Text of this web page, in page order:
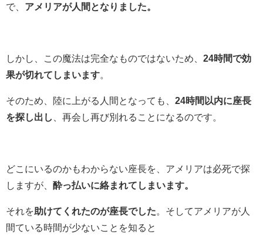
で、 アメリアが人間となりました。
しかし、この魔法は完全なものではないため、 24時間で効
果が切れてしまいます。
そのため、陸に上がる人間となっても、 24時間以内に座長
を探し出し
、再会し再び別れることになるのです。
どこにいるのかもわからない座長を、アメリアは必死で探
しますが、 酔っ払いに絡まれてしまいます。
それを助けてくれたのが座長でした。そしてアメリアが人
間ている時間が少ないことを知ると